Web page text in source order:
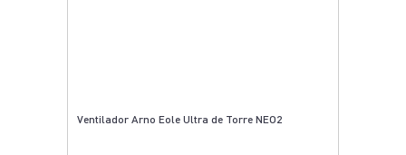
Ventilador Arno Eole Ultra de Torre NEO2